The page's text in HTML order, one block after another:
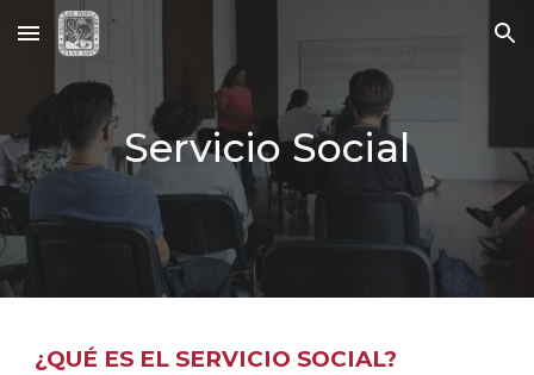
Skip to main content Skip to navigation
Servicio Social
¿QUÉ ES EL SERVICIO SOCIAL?